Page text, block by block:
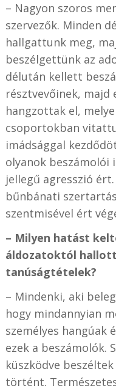
– Nagyon szoros
szervezők. Minden
hallgattunk meg,
beszélgettünk az
délután kellett
résztvevőinek, majd
hangzottak el,
csoportokban
imádsággal
olyanok beszámolói
jellegű agresszió
bűnbánati
szentmisével ért
– Milyen hatást
áldozatoktól hallott
tanúságtételek?
– Mindenki, aki
hogy mindannyian
személyes hangúak
ezek a beszámolók.
küszködve
történt.